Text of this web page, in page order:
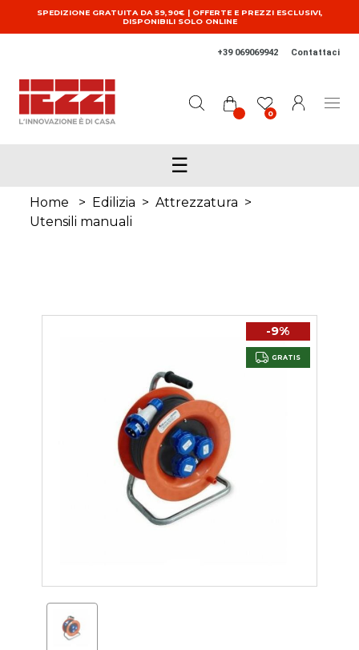
Salta al contenuto principale
SPEDIZIONE GRATUITA DA 59,90€ | OFFERTE E PREZZI ESCLUSIVI,
DISPONIBILI SOLO ONLINE
+39 069069942 Contattaci
0
☰
Home > Edilizia > Attrezzatura >
Utensili manuali
-9%
GRATIS